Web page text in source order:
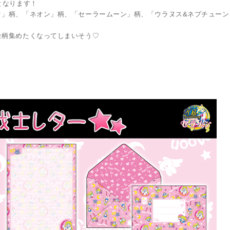
ります！
柄、「ネオン」柄、「セーラームーン」柄、「ウラヌス&ネプチュー
柄集めたくなってしまいそう♡